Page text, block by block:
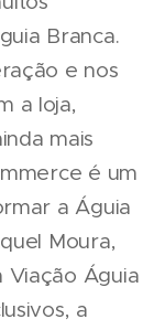
Branca.
e nos
a loja,
mais
é um
a Águia
Moura,
Águia
a